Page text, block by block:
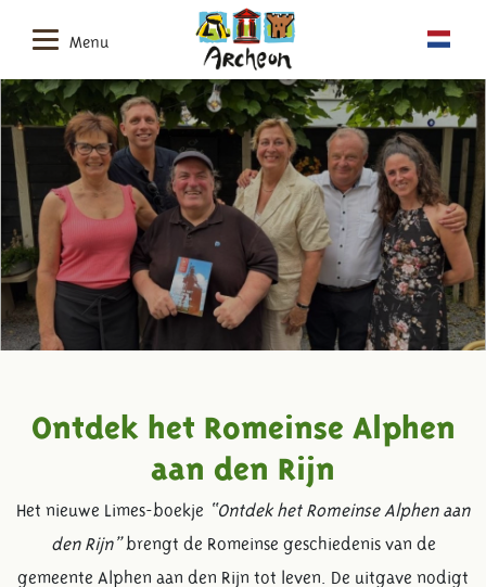
Menu
Ontdek het Romeinse Alphen
aan den Rijn
Het nieuwe Limes-boekje “Ontdek het Romeinse Alphen aan
den Rijn”brengt de Romeinse geschiedenis van de
gemeente Alphen aan den Rijn tot leven. De uitgave nodigt